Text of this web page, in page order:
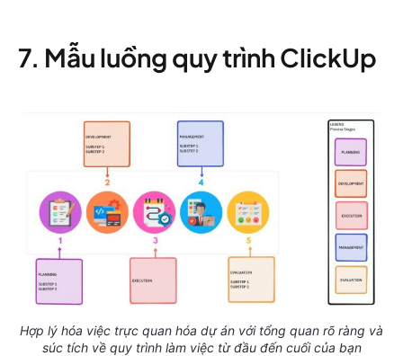
7. Mẫu luồng quy trình ClickUp
Hợp lý hóa việc trực quan hóa dự án với tổng quan rõ ràng và
súc tích về quy trình làm việc từ đầu đến cuối của bạn